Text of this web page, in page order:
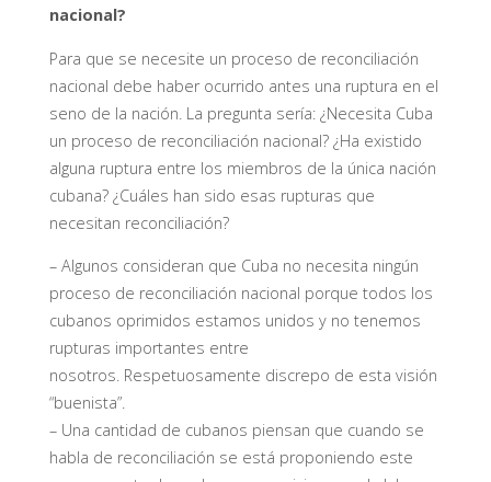
nacional?
Para que se necesite un proceso de reconciliación
nacional debe haber ocurrido antes una ruptura en el
seno de la nación. La pregunta sería: ¿Necesita Cuba
un proceso de reconciliación nacional? ¿Ha existido
alguna ruptura entre los miembros de la única nación
cubana? ¿Cuáles han sido esas rupturas que
necesitan reconciliación?
– Algunos consideran que Cuba no necesita ningún
proceso de reconciliación nacional porque todos los
cubanos oprimidos estamos unidos y no tenemos
rupturas importantes entre
nosotros. Respetuosamente discrepo de esta visión
“buenista”.
– Una cantidad de cubanos piensan que cuando se
habla de reconciliación se está proponiendo este